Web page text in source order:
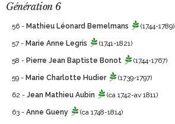
Génération 6
56 - Mathieu Léonard Bemelmans (1744-1789)
57 - Marie Anne Legris (1741-1821)
58 - Pierre Jean Baptiste Bonot (1744-1767)
59 - Marie Charlotte Hudier (1739-1797)
62 - Jean Mathieu Aubin (ca 1742-av 1811)
63 - Anne Gueny (ca 1748-1814)